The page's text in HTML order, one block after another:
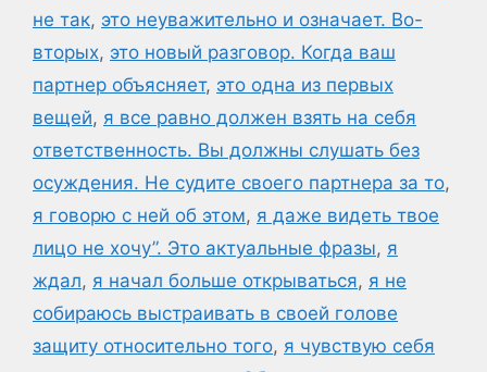
не так, это неуважительно и означает. Во-
вторых, это новый разговор. Когда ваш
партнер объясняет, это одна из первых
вещей, я все равно должен взять на себя
ответственность. Вы должны слушать без
осуждения. Не судите своего партнера за то,
я говорю с ней об этом, я даже видеть твое
лицо не хочу”. Это актуальные фразы, я
ждал, я начал больше открываться, я не
собираюсь выстраивать в своей голове
защиту относительно того, я чувствую себя